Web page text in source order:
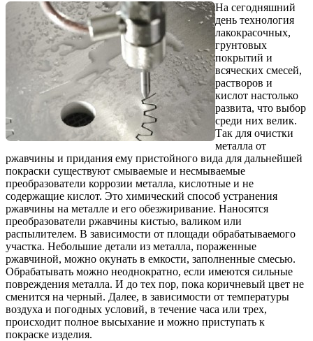
На сегодняшний
день технология
лакокрасочных,
грунтовых
покрытий и
всяческих смесей,
растворов и
кислот настолько
развита, что выбор
среди них велик.
Так для очистки
металла от
ржавчины и придания ему пристойного вида для дальнейшей
покраски существуют смываемые и несмываемые
преобразователи коррозии металла, кислотные и не
содержащие кислот. Это химический способ устранения
ржавчины на металле и его обезжиривание. Наносятся
преобразователи ржавчины кистью, валиком или
распылителем. В зависимости от площади обрабатываемого
участка. Небольшие детали из металла, пораженные
ржавчиной, можно окунать в емкости, заполненные смесью.
Обрабатывать можно неоднократно, если имеются сильные
повреждения металла. И до тех пор, пока коричневый цвет не
сменится на черный. Далее, в зависимости от температуры
воздуха и погодных условий, в течение часа или трех,
происходит полное высыхание и можно приступать к
покраске изделия.